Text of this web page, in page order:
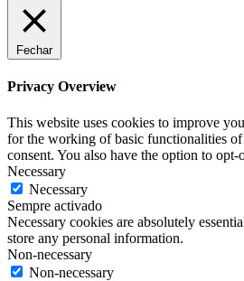
Fechar
Privacy Overview
This website uses cookies to improve
for the working of basic functionalities
consent. You also have the option to
Necessary
Necessary
Sempre activado
Necessary cookies are absolutely
store any personal information.
Non-necessary
Non-necessary